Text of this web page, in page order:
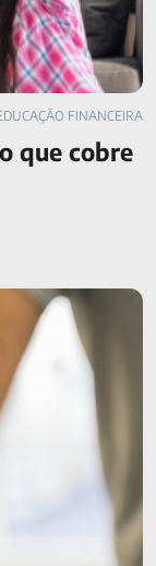
FINANCEIRA
que cobre